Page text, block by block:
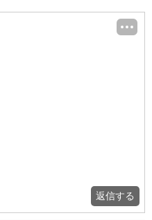
返信する